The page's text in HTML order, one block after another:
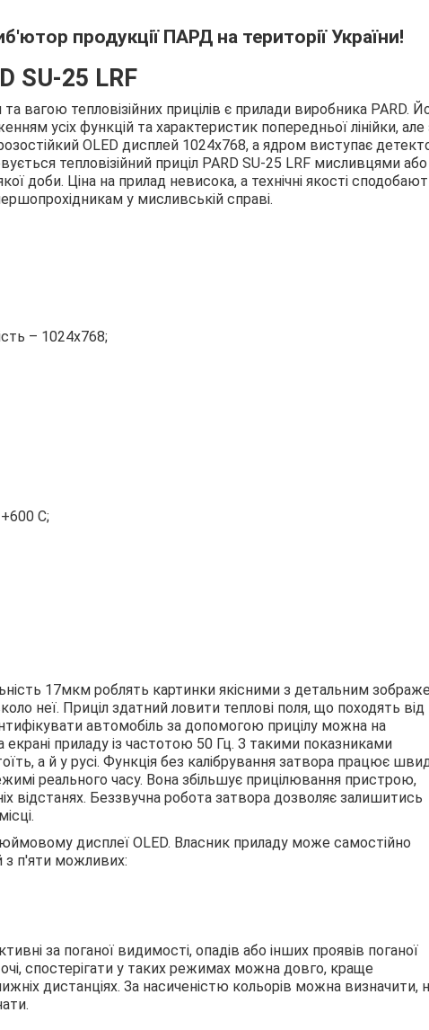
продукції ПАРД на території України!
SU-25 LRF
вагою тепловізійних прицілів є прилади виробника PARD.
усіх функцій та характеристик попередньої лінійки, але
OLED дисплей 1024х768, а ядром виступає
тепловізійний приціл PARD SU-25 LRF мисливцями або
доби. Ціна на прилад невисока, а технічні якості
у мисливській справі.
– 1024х768;
С;
17мкм роблять картинки якісними з детальним
неї. Приціл здатний ловити теплові поля, що походять від
автомобіль за допомогою прицілу можна на
приладу із частотою 50 Гц. З такими показниками
а й у русі. Функція без калібрування затвора працює
реального часу. Вона збільшує прицілювання пристрою,
відстанях. Беззвучна робота затвора дозволяє залишитись
дисплеї OLED. Власник приладу може самостійно
з п'яти можливих:
за поганої видимості, опадів або інших проявів поганої
спостерігати у таких режимах можна довго, краще
дистанціях. За насиченістю кольорів можна визначити,